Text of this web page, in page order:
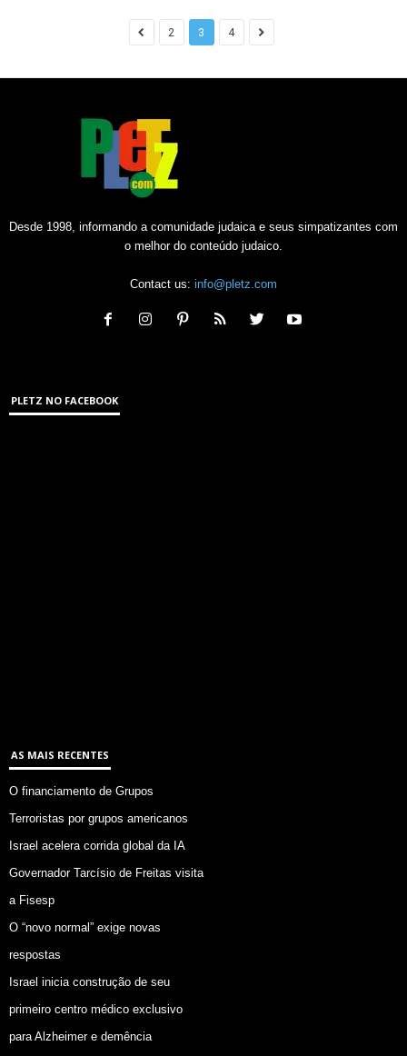
2 3 4
Desde 1998, informando a comunidade judaica e seus simpatizantes com
o melhor do conteúdo judaico.
Contact us: info@pletz.com
PLETZ NO FACEBOOK
AS MAIS RECENTES
O financiamento de Grupos
Terroristas por grupos americanos
Israel acelera corrida global da IA
Governador Tarcísio de Freitas visita
a Fisesp
O “novo normal” exige novas
respostas
Israel inicia construção de seu
primeiro centro médico exclusivo
para Alzheimer e demência